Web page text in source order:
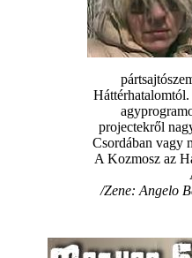
projectekről
Csordában vagy
A Kozmosz az
/Zene: Angelo